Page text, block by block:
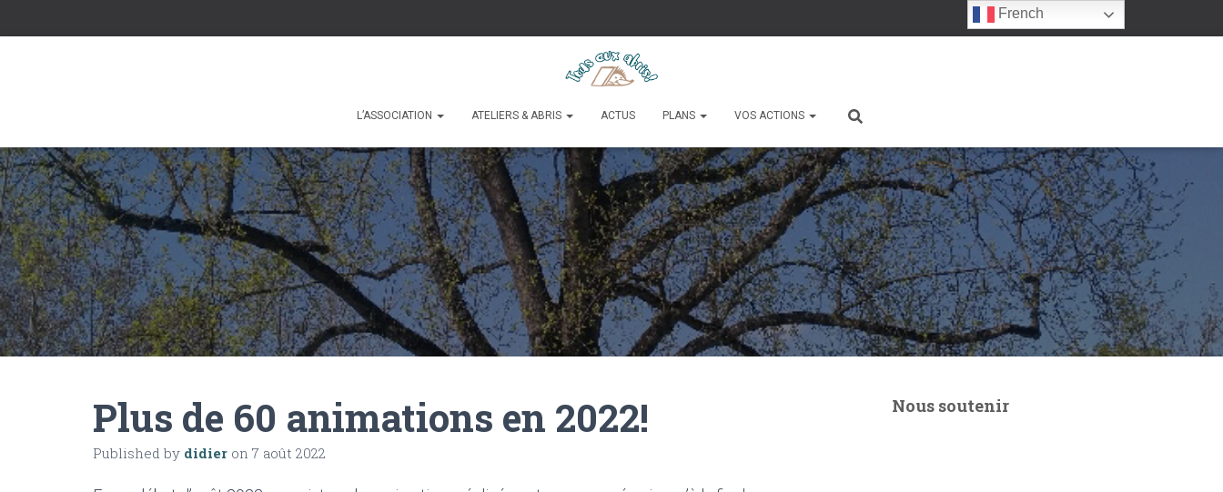
L’ASSOCIATION ATELIERS & ABRIS ACTUS PLANS VOS ACTIONS
Plus de 60 animations en 2022!
Published by didier on 7 août 2022
Nous soutenir
French